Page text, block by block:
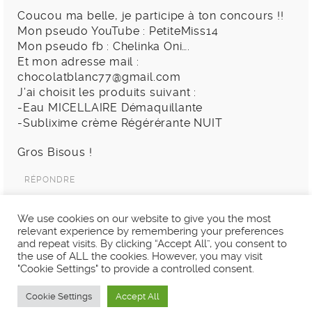
Coucou ma belle, je participe à ton concours !!
Mon pseudo YouTube : PetiteMiss14
Mon pseudo fb : Chelinka Oni….
Et mon adresse mail :
chocolatblanc77@gmail.com
J’ai choisit les produits suivant :
-Eau MICELLAIRE Démaquillante
-Sublixime crème Régérérante NUIT
Gros Bisous !
RÉPONDRE
ALIZÉE T
SEPTEMBRE 6, 2013 À 4:31
Coucou ma belle!
Je participe avec plaisir à ce concours qui me
We use cookies on our website to give you the most
relevant experience by remembering your preferences
and repeat visits. By clicking “Accept All”, you consent to
the use of ALL the cookies. However, you may visit
"Cookie Settings" to provide a controlled consent.
Cookie Settings Accept All